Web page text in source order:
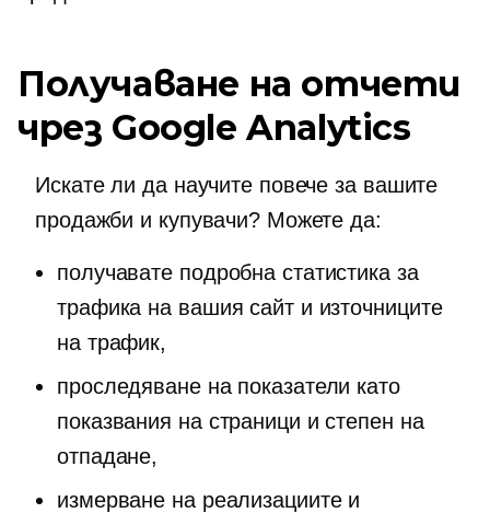
Получаване на отчети
чрез Google Analytics
Искате ли да научите повече за вашите
продажби и купувачи? Можете да:
получавате подробна статистика за
трафика на вашия сайт и източниците
на трафик,
проследяване на показатели като
показвания на страници и степен на
отпадане,
измерване на реализациите и